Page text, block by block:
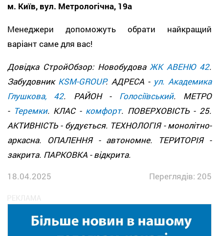
м. Київ, вул. Метрологічна, 19а
Менеджери допоможуть обрати найкращий
варіант саме для вас!
Довідка СтройОбзор: НовобудоваЖК АВЕНЮ 42.
Забудовник KSM-GROUP. АДРЕСА - ул. Академика
Глушкова, 42. РАЙОН - Голосіївський. МЕТРО
- Теремки. КЛАС - комфорт. ПОВЕРХОВІСТЬ - 25.
АКТИВНІСТЬ - будується. ТЕХНОЛОГІЯ - монолітно-
аркасна. ОПАЛЕННЯ - автономне. ТЕРИТОРІЯ -
закрита. ПАРКОВКА - відкрита.
18.04.2025
Переглядів: 205